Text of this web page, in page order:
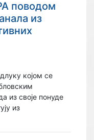
поводом
из
којом се
из своје понуде
из